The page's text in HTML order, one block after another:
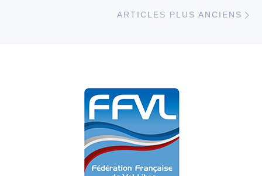
ARTICLES PLUS ANCIENS